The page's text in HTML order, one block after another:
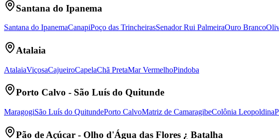
Santana do Ipanema
Santana do IpanemaCanapiPoço das TrincheirasSenador Rui PalmeiraOuro Branco
Atalaia
AtalaiaViçosaCajueiroCapelaChã PretaMar VermelhoPindoba
Porto Calvo - São Luís do Quitunde
MaragogiSão Luís do QuitundePorto CalvoMatriz de CamaragibeColônia Leopoldina
Pão de Açúcar - Olho d'Água das Flores ¿ Batalha